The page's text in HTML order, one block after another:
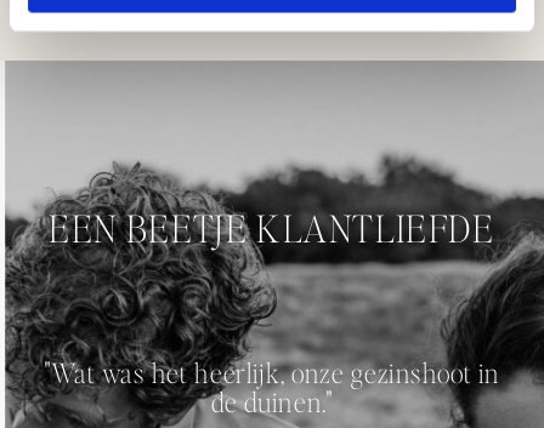
"Wat was het heerlijk, onze gezinshoot in
de duinen."
EEN BEETJE KLANTLIEFDE